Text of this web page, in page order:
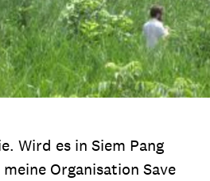
Wird es in Siem Pang
Organisation Save